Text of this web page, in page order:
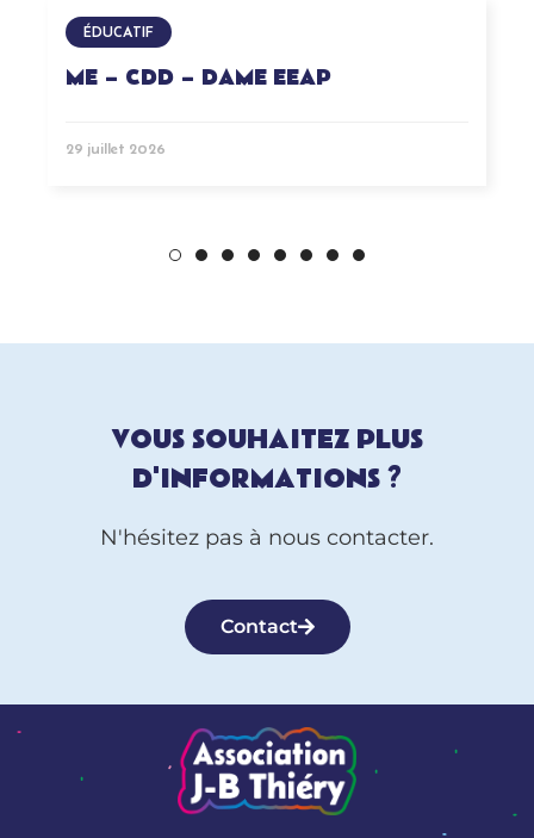
ÉDUCATIF
ME – CDD – DAME EEAP
29 juillet 2026
VOUS SOUHAITEZ PLUS
D'INFORMATIONS ?
N'hésitez pas à nous contacter.
Contact